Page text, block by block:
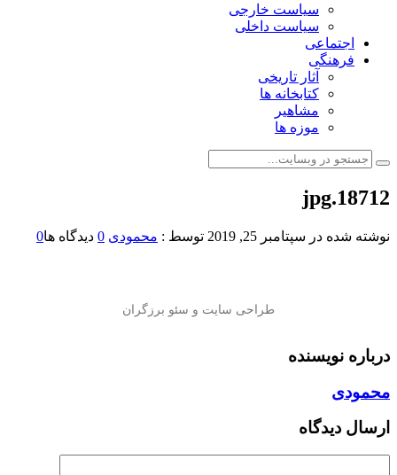
سیاست خارجی
سیاست داخلی
اجتماعی
فرهنگی
آثار تاریخی
کتابخانه ها
مشاهیر
موزه ها
18712.jpg
نوشته شده در سپتامبر 25, 2019 توسط : محمودی 0 دیدگاه ها0
درباره نویسنده
محمودی
ارسال دیدگاه